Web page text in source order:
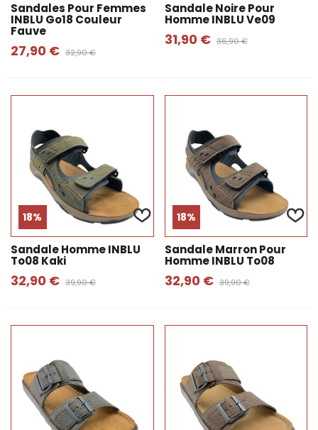
Sandales Pour Femmes
INBLU Go18 Couleur
Fauve
27,90 € 32,90 €
Sandale Noire Pour
Homme INBLU Ve09
31,90 € 36,90 €
18%
Sandale Homme INBLU
To08 Kaki
32,90 € 39,90 €
18%
Sandale Marron Pour
Homme INBLU To08
32,90 € 39,90 €